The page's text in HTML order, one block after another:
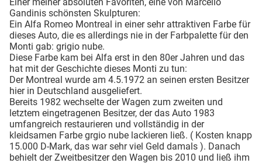
Gandinis schönsten Skulpturen:
Ein Alfa Romeo Montreal in einer sehr attraktiven Farbe für
dieses Auto, die es allerdings nie in der Farbpalette für den
Monti gab: grigio nube.
Diese Farbe kam bei Alfa erst in den 80er Jahren und das
hat mit der Geschichte dieses Monti zu tun:
Der Montreal wurde am 4.5.1972 an seinen ersten Besitzer
hier in Deutschland ausgeliefert.
Bereits 1982 wechselte der Wagen zum zweiten und
letztem eingetragenen Besitzer, der das Auto 1983
umfangreich restaurieren und vollständig in der
kleidsamen Farbe grgio nube lackieren ließ. ( Kosten knapp
15.000 D-Mark, das war sehr viel Geld damals ). Danach
behielt der Zweitbesitzer den Wagen bis 2010 und ließ ihm